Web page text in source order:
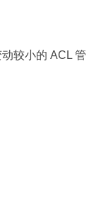
较小的 ACL 管